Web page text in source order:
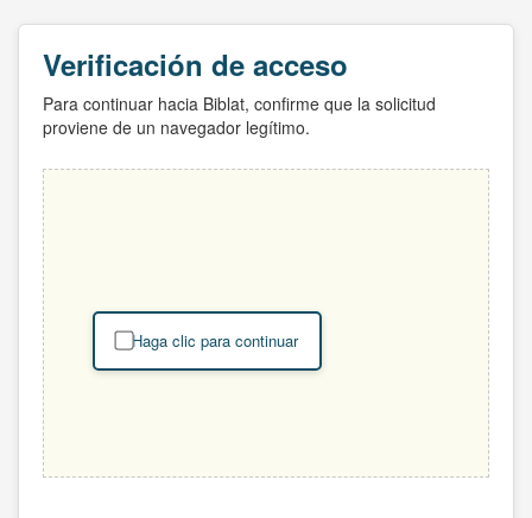
Verificación de acceso
Para continuar hacia Biblat, confirme que la solicitud
proviene de un navegador legítimo.
Haga clic para continuar